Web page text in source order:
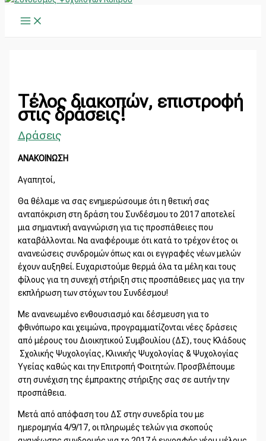
Μετάβαση
Main
Τέλος διακοπών, επιστροφή
στις δράσεις!
Δράσεις
ΑΝΑΚΟΙΝΩΣΗ
Αγαπητοί,
Θα θέλαμε να σας ενημερώσουμε ότι η θετική σας
ανταπόκριση στη δράση του Συνδέσμου το 2017 αποτελεί
μια σημαντική αναγνώριση για τις προσπάθειες που
καταβάλλονται. Να αναφέρουμε ότι κατά το τρέχον έτος οι
ανανεώσεις συνδρομών όπως και οι εγγραφές νέων μελών
έχουν αυξηθεί. Ευχαριστούμε θερμά όλα τα μέλη και τους
φίλους για τη συνεχή στήριξη στις προσπάθειες μας για την
εκπλήρωση των στόχων του Συνδέσμου!
Με ανανεωμένο ενθουσιασμό και δέσμευση για το
φθινόπωρο και χειμώνα, προγραμματίζονται νέες δράσεις
από μέρους του Διοικητικού Συμβουλίου (ΔΣ), τους Κλάδους
Σχολικής Ψυχολογίας, Κλινικής Ψυχολογίας & Ψυχολογίας
Υγείας καθώς και την Επιτροπή Φοιτητών. Προσβλέπουμε
στη συνέχιση της έμπρακτης στήριξης σας σε αυτήν την
προσπάθεια.
Μετά από απόφαση του ΔΣ στην συνεδρία του με
ημερομηνία 4/9/17, οι πληρωμές τελών για σκοπούς
ν
η
γ
Main
Menu